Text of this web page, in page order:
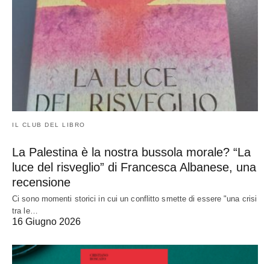
IL CLUB DEL LIBRO
La Palestina è la nostra bussola morale? “La
luce del risveglio” di Francesca Albanese, una
recensione
Ci sono momenti storici in cui un conflitto smette di essere "una crisi
tra le…
16 Giugno 2026